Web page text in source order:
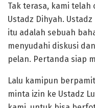
Tak terasa, kami
Ustadz Dihyah.
itu adalah sebuah
menyudahi diskusi
pelan. Pertanda siap
Lalu kamipun
minta izin ke Ustadz